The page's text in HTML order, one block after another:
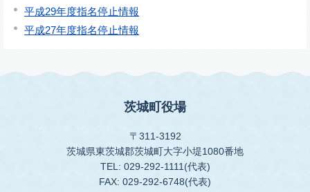
平成29年度指名停止情報
平成27年度指名停止情報
茨城町役場
〒311-3192
茨城県東茨城郡茨城町大字小堤1080番地
TEL: 029-292-1111(代表)
FAX: 029-292-6748(代表)